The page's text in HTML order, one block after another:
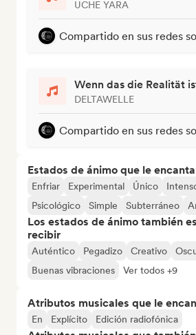
UCHE YARA
Compartido en sus redes
Wenn das die Realität
DELTAWELLE
Compartido en sus redes
Estados de ánimo que le
Enfriar Experimental Único
Psicológico
Simple Subterráneo
Los estados de ánimo también
recibir
Auténtico Pegadizo Creativo
Buenas vibraciones
Ver todos +9
Atributos musicales que le
En Explícito Edición radiofónica